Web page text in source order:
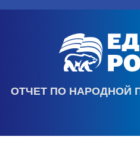
ОТЧЕТ ПО НАРОДНОЙ